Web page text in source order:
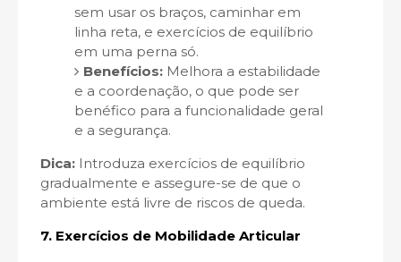
sem usar os braços, caminhar em
linha reta, e exercícios de equilíbrio
em uma perna só.
Benefícios:Melhora a estabilidade
e a coordenação, o que pode ser
benéfico para a funcionalidade geral
e a segurança.
Dica: Introduza exercícios de equilíbrio
gradualmente e assegure-se de que o
ambiente está livre de riscos de queda.
7. Exercícios de Mobilidade Articular